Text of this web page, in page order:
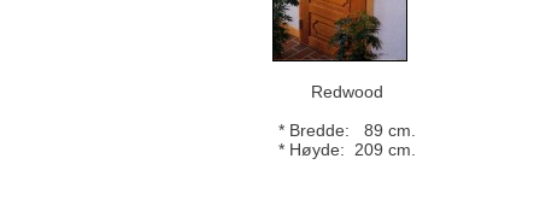
Redwood
* Bredde: 89 cm.
* Høyde: 209 cm.